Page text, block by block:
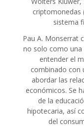
criptomonedas
sistema
Pau A. Monserrat
no solo como
entender el
combinado con
abordar las
económicos. Se
de la
hipotecaria, así
del